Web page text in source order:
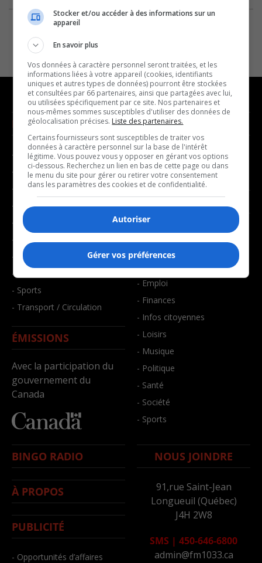
NOUVELLES
- Affaires municipales
- Communauté / Social
- Culture
- Économie
- Éducation
- Environnement
- Faits divers
- Santé et bien-être
- Sports
- Transport / Circulation
ÉMISSIONS
Avec la participation du
gouvernement du
Canada
MUSIQUE
- Décompte franco
- Joué récemment
BALADOS
- Affaires
- Art de vivre
- Bien-être
- Emploi
- Finances
- Infos citoyennes
- Loisirs
- Musique
- Politique
- Santé
- Société
- Sports
BINGO RADIO
À PROPOS
PUBLICITÉ
- Opportunités d’affaires
NOUS JOINDRE
91,rue Saint-Jean
Longueuil (Québec)
J4H 2W8
SMS | 450-646-6800
admin@fm1033.ca
Stocker et/ou accéder à des informations sur un
appareil
En savoir plus
Vos données à caractère personnel seront traitées, et les
informations liées à votre appareil (cookies, identifiants
uniques et autres types de données) pourront être stockées
et consultées par 66 partenaires, ainsi que partagées avec lui,
ou utilisées spécifiquement par ce site. Nos partenaires et
nous-mêmes sommes susceptibles d'utiliser des données de
géolocalisation précises. Liste des partenaires.
Certains fournisseurs sont susceptibles de traiter vos
données à caractère personnel sur la base de l'intérêt
légitime. Vous pouvez vous y opposer en gérant vos options
ci-dessous. Recherchez un lien en bas de cette page ou dans
le menu du site pour gérer ou retirer votre consentement
dans les paramètres des cookies et de confidentialité.
Autoriser
Gérer vos préférences